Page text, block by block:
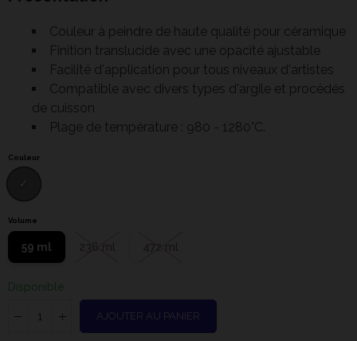
Couleur à peindre de haute qualité pour céramique
Finition translucide avec une opacité ajustable
Facilité d'application pour tous niveaux d'artistes
Compatible avec divers types d'argile et procédés
de cuisson
Plage de température : 980 - 1280°C.
Couleur
Volume
59 ml
Disponible
AJOUTER AU PANIER